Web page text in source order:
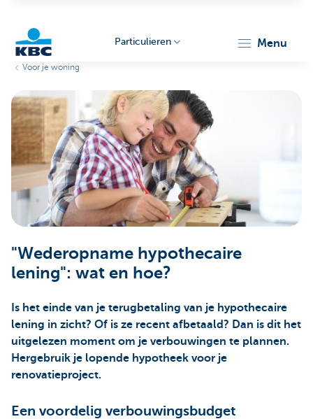
Particulieren
Particulieren menu
Voor je woning
"Wederopname hypothecaire
lening": wat en hoe?
Is het einde van je terugbetaling van je hypothecaire
lening in zicht? Of is ze recent afbetaald? Dan is dit het
uitgelezen moment om je verbouwingen te plannen.
Hergebruik je lopende hypotheek voor je
renovatieproject.
Een voordelig verbouwingsbudget